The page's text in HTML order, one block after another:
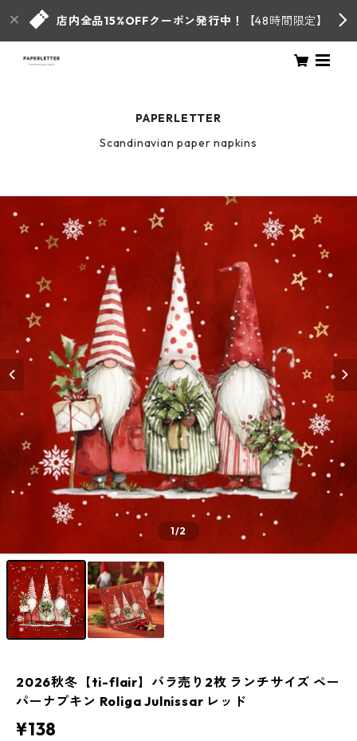
店内全品15%OFFクーポン発行中！ 【48時間限定】
PAPERLETTER
Scandinavian paper napkins
1/2
2026秋冬【ti-flair】バラ売り2枚 ランチサイズ ペー
パーナプキン Roliga Julnissar レッド
¥138